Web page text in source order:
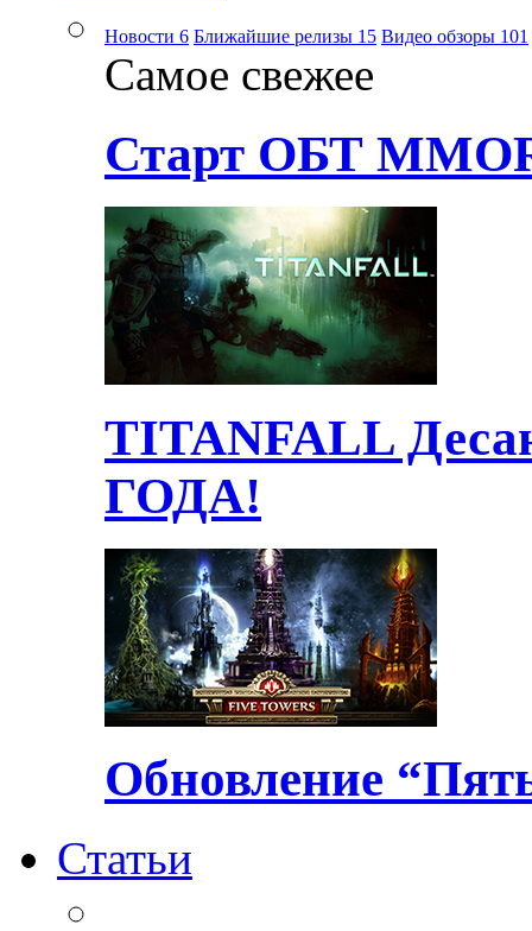
Новости 6 Ближайшие релизы 15 Видео обзоры 101
Самое свежее
Старт ОБТ
TITANFALL
ГОДА!
Обновление
Статьи